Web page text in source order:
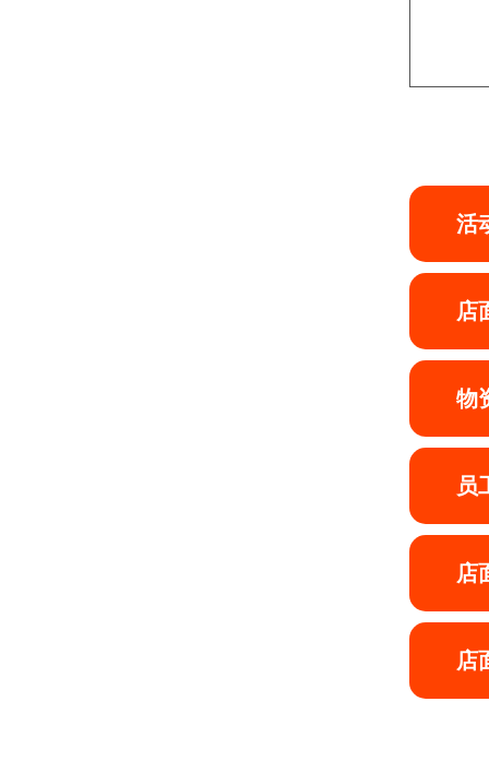
活
店
物
员
店
店